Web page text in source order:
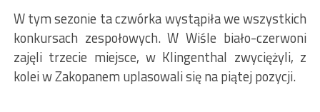
W tym sezonie ta czwórka wystąpiła we wszystkich
konkursach zespołowych. W Wiśle biało-czerwoni
zajęli trzecie miejsce, w Klingenthal zwyciężyli, z
kolei w Zakopanem uplasowali się na piątej pozycji.